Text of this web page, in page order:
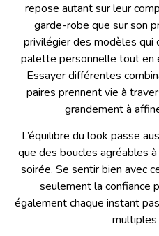
repose autant sur leur
garde-robe que sur son
privilégier des modèles
palette personnelle tout en
Essayer différentes
paires prennent vie à
grandement à
L’équilibre du look passe
que des boucles agréables
soirée. Se sentir bien avec
seulement la confiance
également chaque instant
multiples